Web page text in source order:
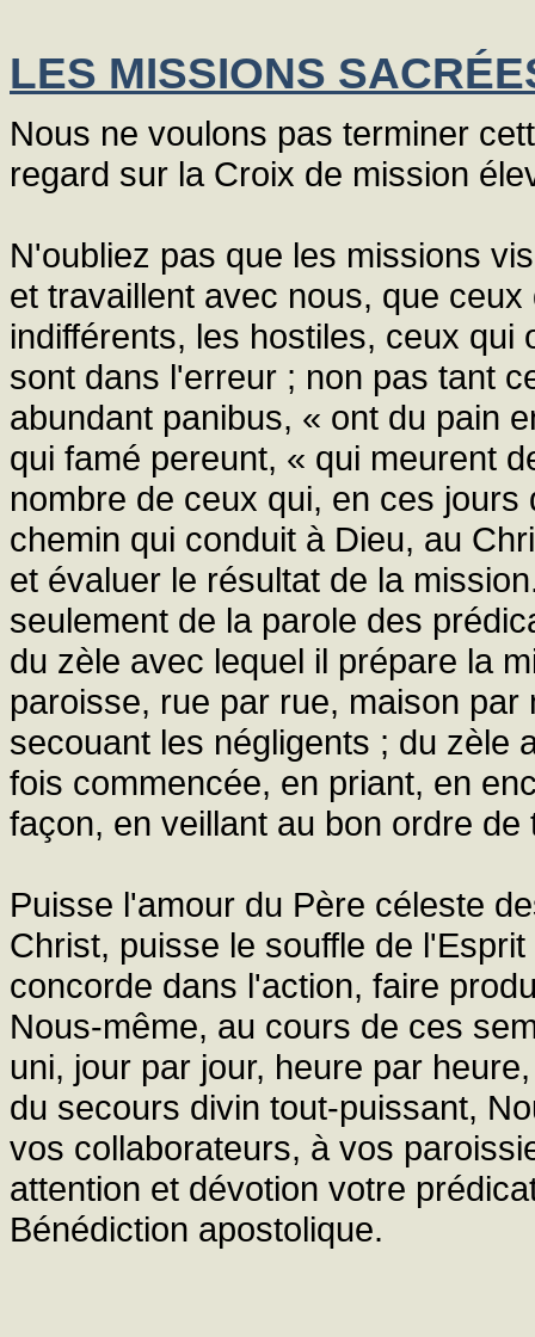
LES MISSIONS
Nous ne voulons pas terminer
regard sur la Croix de mission
N'oubliez pas que les missions
et travaillent avec nous, que
indifférents, les hostiles, ceux
sont dans l'erreur ; non pas tant
abundant panibus, « ont du pain
qui famé pereunt, « qui meurent
nombre de ceux qui, en ces
chemin qui conduit à Dieu, au
et évaluer le résultat de la
seulement de la parole des
du zèle avec lequel il prépare la
paroisse, rue par rue, maison
secouant les négligents ; du zèle
fois commencée, en priant, en
façon, en veillant au bon ordre de
Puisse l'amour du Père céleste
Christ, puisse le souffle de
concorde dans l'action, faire
Nous-même, au cours de ces
uni, jour par jour, heure par
du secours divin tout-puissant,
vos collaborateurs, à vos
attention et dévotion votre
Bénédiction apostolique.